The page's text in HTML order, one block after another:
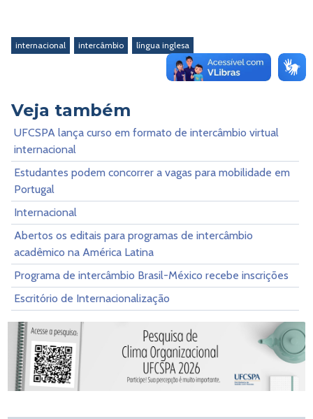
internacional intercâmbio língua inglesa
Veja também
UFCSPA lança curso em formato de intercâmbio virtual
internacional
Estudantes podem concorrer a vagas para mobilidade em
Portugal
Internacional
Abertos os editais para programas de intercâmbio
acadêmico na América Latina
Programa de intercâmbio Brasil-México recebe inscrições
Escritório de Internacionalização